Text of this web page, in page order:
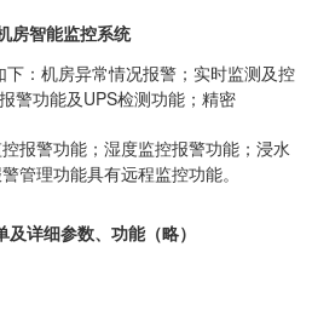
房智能监控系统
：机房异常情况报警；实时监测及控
警功能及UPS检测功能；精密
报警功能；湿度监控报警功能；浸水
管理功能具有远程监控功能。
及详细参数、功能（略）